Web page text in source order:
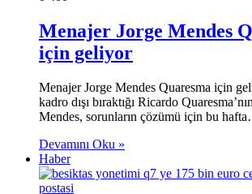
Menajer Jorge Mendes
için geliyor
Menajer Jorge Mendes Quaresma için
kadro dışı bıraktığı Ricardo
Mendes, sorunların çözümü için bu
Devamını Oku »
Haber